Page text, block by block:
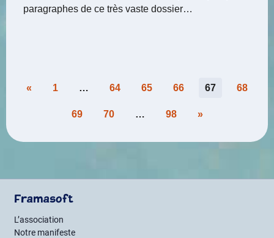
paragraphes de ce très vaste dossier…
Pagination
publications
« 1 … 64 65 66 67 68
69 70 … 98 »
Framasoft
L’association
Notre manifeste